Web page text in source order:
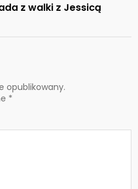
z walki z Jessicą
opublikowany.
*